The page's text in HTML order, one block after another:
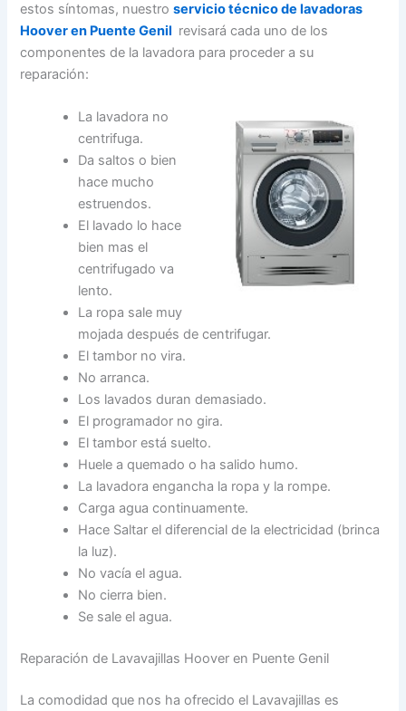
estos síntomas, nuestroservicio técnico de lavadoras
Hoover en Puente Genil revisará cada uno de los
componentes de la lavadora para proceder a su
reparación:
La lavadora no
centrifuga.
Da saltos o bien
hace mucho
estruendos.
El lavado lo hace
bien mas el
centrifugado va
lento.
La ropa sale muy
mojada después de centrifugar.
El tambor no vira.
No arranca.
Los lavados duran demasiado.
El programador no gira.
El tambor está suelto.
Huele a quemado o ha salido humo.
La lavadora engancha la ropa y la rompe.
Carga agua continuamente.
Hace Saltar el diferencial de la electricidad (brinca
la luz).
No vacía el agua.
No cierra bien.
Se sale el agua.
Reparación de Lavavajillas Hoover en Puente Genil
La comodidad que nos ha ofrecido el Lavavajillas es